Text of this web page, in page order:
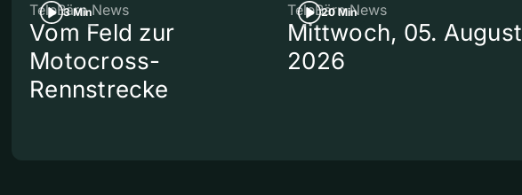
3 Min
TeleBärn News
Vom Feld zur
Motocross-
Rennstrecke
20 Min
TeleBärn News
Mittwoch, 05. August
2026